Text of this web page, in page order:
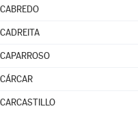
CABREDO
CADREITA
CAPARROSO
CÁRCAR
CARCASTILLO